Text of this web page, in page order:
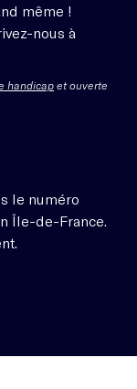
même !
nous à
handicap et ouverte
le numéro
Île-de-France.